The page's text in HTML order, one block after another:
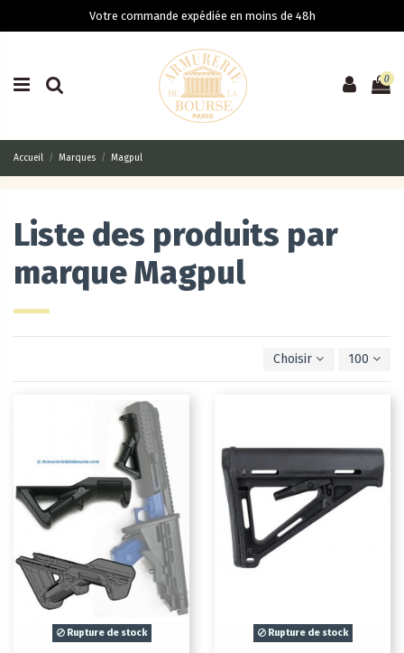
Votre commande expédiée en moins de 48h
0
Accueil Marques Magpul
Liste des produits par
marque Magpul
Choisir 100
Rupture de stock Rupture de stock